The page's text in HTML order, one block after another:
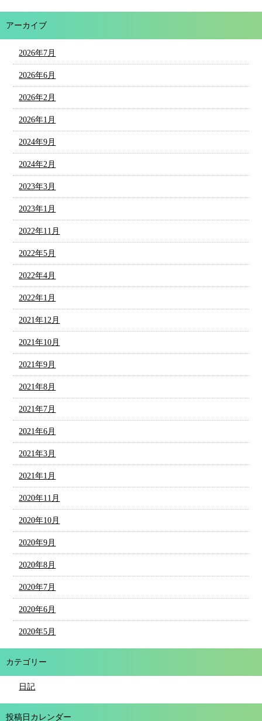
アーカイブ
2026年7月
2026年6月
2026年2月
2026年1月
2024年9月
2024年2月
2023年3月
2023年1月
2022年11月
2022年5月
2022年4月
2022年1月
2021年12月
2021年10月
2021年9月
2021年8月
2021年7月
2021年6月
2021年3月
2021年1月
2020年11月
2020年10月
2020年9月
2020年8月
2020年7月
2020年6月
2020年5月
カテゴリー
日記
投稿日カレンダー